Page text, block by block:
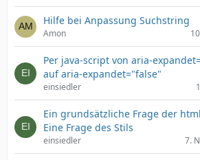
Hilfe bei Anpassung Suchstring
Amon
Per java-script von aria-
auf aria-expandet="false"
einsiedler
Ein grundsätzliche Frage der
Eine Frage des Stils
einsiedler 7.